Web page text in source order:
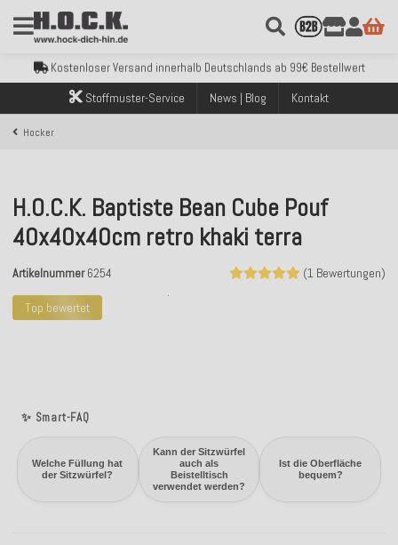
Über 120.000 erfolgreich versendete Bestellungen
Sicher bezahlen mit Klarna, PayPal & Amazon Pay
Kostenloser Versand innerhalb Deutschlands ab 99€ Bestellwert
Über 120.000 erfolgreich versendete Bestellungen
Stoffmuster-Service News | Blog Kontakt
Hocker
Top bewertet
✨ Smart-FAQ
Welche Füllung hat
der Sitzwürfel?
Kann der Sitzwürfel
auch als
Beistelltisch
verwendet werden?
Ist die Oberfläche
bequem?
H.O.C.K. Baptiste Bean Cube Pouf
40x40x40cm retro khaki terra
(1 Bewertungen)
Artikelnummer 6254